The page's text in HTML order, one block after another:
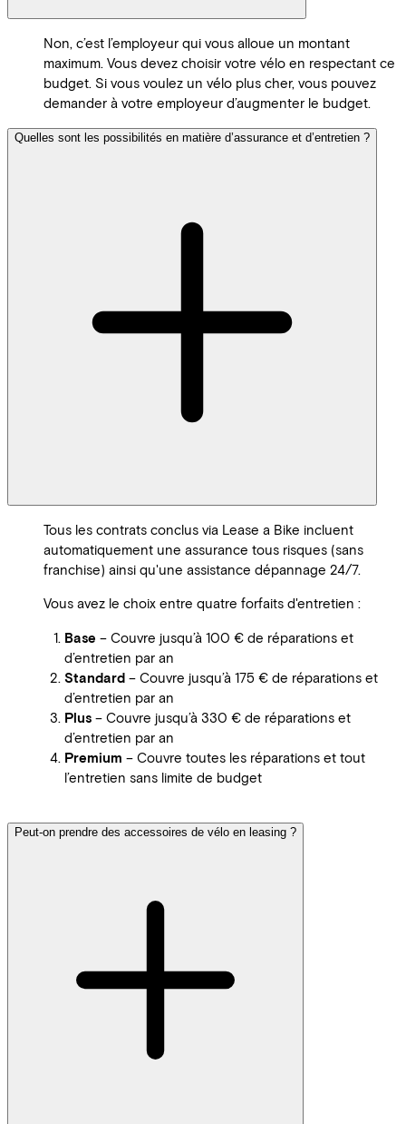
Non, c’est l’employeur qui vous alloue un montant
maximum. Vous devez choisir votre vélo en respectant ce
budget. Si vous voulez un vélo plus cher, vous pouvez
demander à votre employeur d’augmenter le budget.
Quelles sont les possibilités en matière d’assurance et d’entretien ?
Tous les contrats conclus via Lease a Bike incluent
automatiquement une assurance tous risques (sans
franchise) ainsi qu'une assistance dépannage 24/7.
Vous avez le choix entre quatre forfaits d'entretien :
Base – Couvre jusqu’à 100 € de réparations et
d’entretien par an
Standard – Couvre jusqu’à 175 € de réparations et
d’entretien par an
Plus – Couvre jusqu’à 330 € de réparations et
d’entretien par an
Premium – Couvre toutes les réparations et tout
l’entretien sans limite de budget
Peut-on prendre des accessoires de vélo en leasing ?